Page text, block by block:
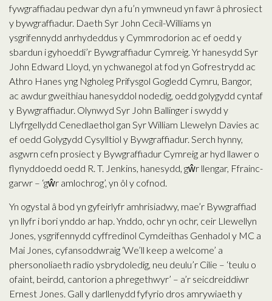
fywgraffiadau pedwar dyn a fu’n ymwneud yn fawr â phrosiect
y bywgraffiadur. Daeth Syr John Cecil-Williams yn
ysgrifennydd anrhydeddus y Cymmrodorion ac ef oedd y
sbardun i gyhoeddi’r Bywgraffiadur Cymreig. Yr hanesydd Syr
John Edward Lloyd, yn ychwanegol at fod yn Gofrestrydd ac
Athro Hanes yng Ngholeg Prifysgol Gogledd Cymru, Bangor,
ac awdur gweithiau hanesyddol nodedig, oedd golygydd cyntaf
y Bywgraffiadur. Olynwyd Syr John Ballinger i swydd y
Llyfrgellydd Cenedlaethol gan Syr William Llewelyn Davies ac
ef oedd Golygydd Cysylltiol y Bywgraffiadur. Serch hynny,
asgwrn cefn prosiect y Bywgraffiadur Cymreig ar hyd llawer o
flynyddoedd oedd R. T. Jenkins, hanesydd, gŵr llengar, Ffrainc-
garwr – ‘gŵr amlochrog’, yn ôl y cofnod.
Yn ogystal â bod yn gyfeirlyfr amhrisiadwy, mae’r Bywgraffiad
yn llyfr i bori ynddo ar hap. Ynddo, ochr yn ochr, ceir Llewellyn
Jones, ysgrifennydd cyffredinol Cymdeithas Genhadol y MC a
Mai Jones, cyfansoddwraig ‘We’ll keep a welcome’ a
phersonoliaeth radio ysbrydoledig, neu deulu’r Cilie – ‘teulu o
ofaint, beirdd, cantorion a phregethwyr’ – a’r seicdreiddiwr
Ernest Jones. Gall y darllenydd fyfyrio dros amrywiaeth y